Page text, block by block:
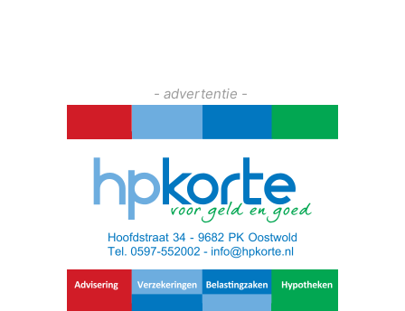
- advertentie -